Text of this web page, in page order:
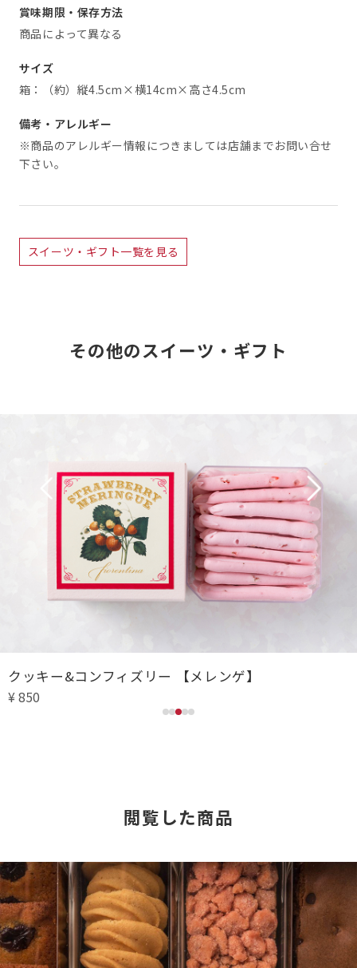
賞味期限・保存方法
商品によって異なる
サイズ
箱：（約）縦4.5cm×横14cm×高さ4.5cm
備考・アレルギー
※商品のアレルギー情報につきましては店舗までお問い合せ
下さい。
スイーツ・ギフト一覧を見る
その他のスイーツ・ギフト
クッキー&コンフィズリー 【メレンゲ】
¥ 850
閲覧した商品